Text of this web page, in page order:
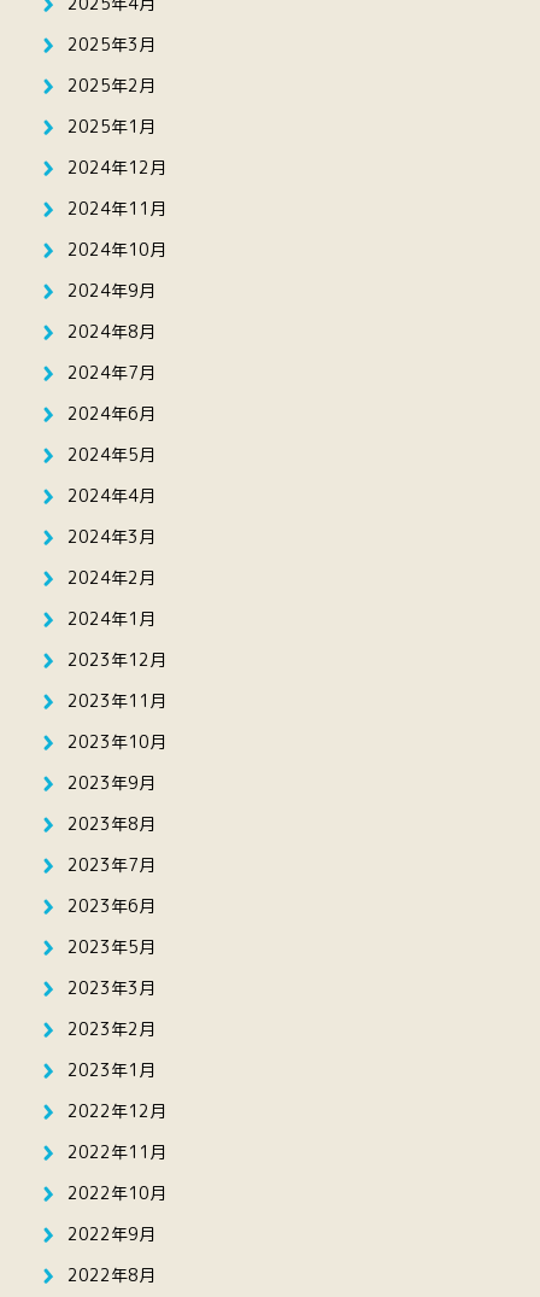
2025年3月
2025年2月
2025年1月
2024年12月
2024年11月
2024年10月
2024年9月
2024年8月
2024年7月
2024年6月
2024年5月
2024年4月
2024年3月
2024年2月
2024年1月
2023年12月
2023年11月
2023年10月
2023年9月
2023年8月
2023年7月
2023年6月
2023年5月
2023年3月
2023年2月
2023年1月
2022年12月
2022年11月
2022年10月
2022年9月
2022年8月